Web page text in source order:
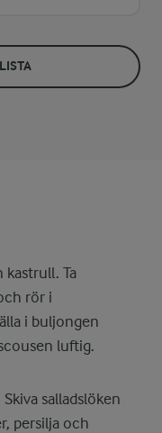
kastrull. Ta
rör i
i buljongen
luftig.
salladslöken
persilja och